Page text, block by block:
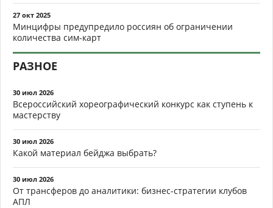
27 окт 2025
Минцифры предупредило россиян об ограничении
количества сим-карт
РАЗНОЕ
30 июл 2026
Всероссийский хореографический конкурс как ступень к
мастерству
30 июл 2026
Какой материал бейджа выбрать?
30 июл 2026
От трансферов до аналитики: бизнес-стратегии клубов
АПЛ